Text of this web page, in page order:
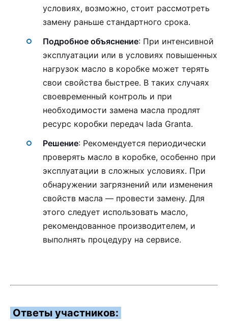
условиях, возможно, стоит рассмотреть
замену раньше стандартного срока.
Подробное объяснение: При интенсивной
эксплуатации или в условиях повышенных
нагрузок масло в коробке может терять
свои свойства быстрее. В таких случаях
своевременный контроль и при
необходимости замена масла продлят
ресурс коробки передач lada Granta.
Решение: Рекомендуется периодически
проверять масло в коробке, особенно при
эксплуатации в сложных условиях. При
обнаружении загрязнений или изменения
свойств масла — провести замену. Для
этого следует использовать масло,
рекомендованное производителем, и
выполнять процедуру на сервисе.
Ответы участников: